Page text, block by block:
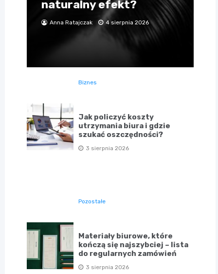
naturalny efekt?
Anna Ratajczak 4 sierpnia 2026
Biznes
Jak policzyć koszty
utrzymania biura i gdzie
szukać oszczędności?
3 sierpnia 2026
Pozostałe
Materiały biurowe, które
kończą się najszybciej – lista
do regularnych zamówień
3 sierpnia 2026